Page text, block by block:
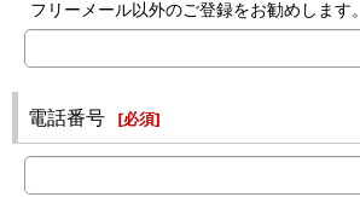
フリーメール以外のご登録をお勧めします。
電話番号 [必須]